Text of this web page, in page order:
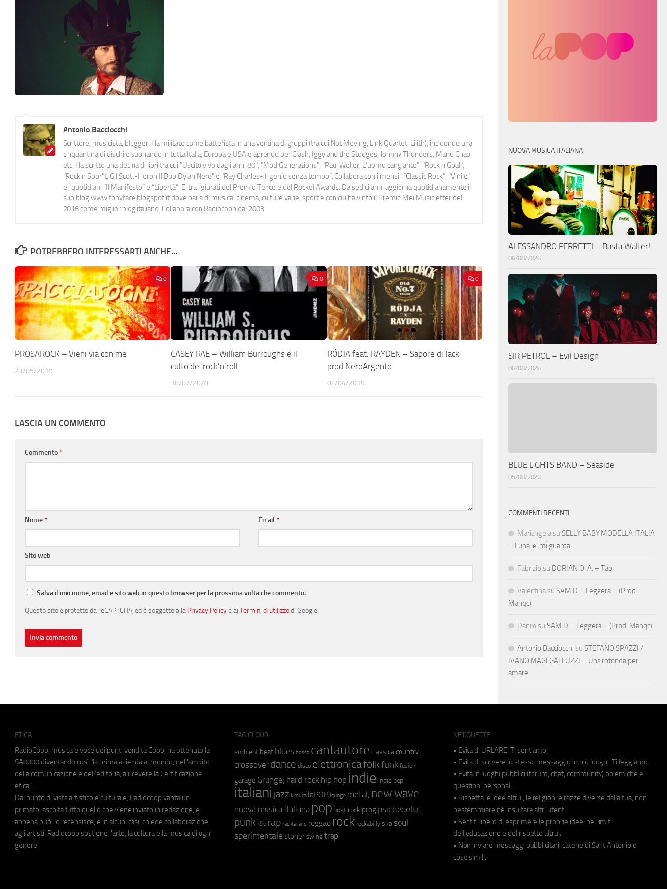
Antonio Bacciocchi
Scrittore, musicista, blogger. Ha militato come batterista in una ventina di gruppi (tra cui Not Moving, Link Quartet, Lilith), incidendo una
cinquantina di dischi e suonando in tutta Italia, Europa e USA e aprendo per Clash, Iggy and the Stooges, Johnny Thunders, Manu Chao
etc. Ha scritto una decina di libri tra cui "Uscito vivo dagli anni 80", "Mod Generations", "Paul Weller, L’uomo cangiante", "Rock n Goal",
"Rock n Spor"t, Gil Scott-Heron Il Bob Dylan Nero" e "Ray Charles- Il genio senza tempo". Collabora con i mensili “Classic Rock”, "Vinile"
e i quotidiani “Il Manifesto” e “Libertà”. E' tra i giurati del Premio Tenco e del Rockol Awards. Da sedici anni aggiorna quotidianamente il
suo blog www.tonyface.blogspot.it dove parla di musica, cinema, culture varie, sport e con cui ha vinto il Premio Mei Musicletter del
2016 come miglior blog italiano. Collabora con Radiocoop dal 2003.
POTREBBERO INTERESSARTI ANCHE...
0
PROSAROCK – Vieni via con me
23/05/2019
0
CASEY RAE – William Burroughs e il
culto del rock’n’roll
30/07/2020
0
RÖDJA feat. RAYDEN – Sapore di Jack
prod NeroArgento
08/04/2019
LASCIA UN COMMENTO
Commento*
Nome* Email*
Sito web
Salva il mio nome, email e sito web in questo browser per la prossima volta che commento.
Questo sito è protetto da reCAPTCHA, ed è soggetto alla Privacy Policye ai Termini di utilizzodi Google.
NUOVA MUSICA ITALIANA
ALESSANDRO FERRETTI – Basta Walter!
06/08/2026
SIR PETROL – Evil Design
06/08/2026
BLUE LIGHTS BAND – Seaside
05/08/2026
COMMENTI RECENTI
Mariangela su SELLY BABY MODELLA ITALIA
– Luna lei mi guarda
Fabrizio su DORIAN O. A. – Tao
Valentina su SAM D – Leggera – (Prod.
Manqc)
Danilo su SAM D – Leggera – (Prod. Manqc)
Antonio Bacciocchi su STEFANO SPAZZI /
IVANO MAGI GALLUZZI – Una rotonda per
amare
ETICA
RadioCoop, musica e voce dei punti vendita Coop, ha ottenuto la
SA8000 diventando così "la prima azienda al mondo, nell'ambito
della comunicazione e dell'editoria, a ricevere la Certificazione
etica".
Dal punto di vista artistico e culturale, Radiocoop vanta un
primato: ascolta tutto quello che viene inviato in redazione, e
appena può, lo recensisce, e in alcuni casi, chiede collaborazione
agli artisti. Radiocoop sostiene l'arte, la cultura e la musica di ogni
genere.
TAG CLOUD
ambient beat blues bossa cantautore classica country
crossover dance disco elettronicafolkfunk fusion
garage Grunge; hard rock hip hop indie indie pop
italiani jazz kimura laPOP lounge metal; new wave
nuova musica italiana pop post rock prog psichedelia
punk r&b rap rap italiano reggae rock rockabilly ska soul
sperimentale stoner swing trap
NETIQUETTE
• Evita di URLARE. Ti sentiamo.
• Evita di scrivere lo stesso messaggio in più luoghi. Ti leggiamo.
• Evita in luoghi pubblici (forum, chat, community) polemiche e
questioni personali.
• Rispetta le idee altrui, le religioni e razze diverse dalla tua, non
bestemmiare né insultare altri utenti.
• Sentiti libero di esprimere le proprie idee, nei limiti
dell'educazione e del rispetto altrui.
• Non inviare messaggi pubblicitari, catene di Sant'Antonio o
cose simili.